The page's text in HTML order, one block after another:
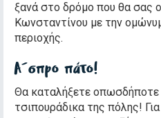
ξανά στο δρόμο που θα σας
Κωνσταντίνου με την
περιοχής.
Άσπρο πάτο!
Θα καταλήξετε οπωσδήποτε
τσιπουράδικα της πόλης!